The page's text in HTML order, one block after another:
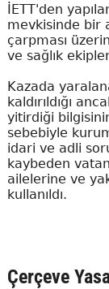
İETT'den
mevkisinde bir
çarpması
ve sağlık
Kazada
kaldırıldığı
yitirdiği
sebebiyle
idari ve adli
kaybeden
ailelerine ve
kullanıldı.
Çerçeve